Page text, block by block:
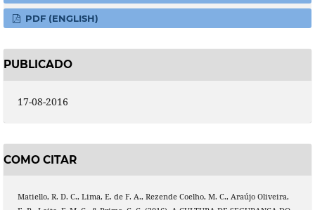
PDF (ENGLISH)
PUBLICADO
17-08-2016
COMO CITAR
Matiello, R. D. C., Lima, E. de F. A., Rezende Coelho, M. C., Araújo Oliveira,